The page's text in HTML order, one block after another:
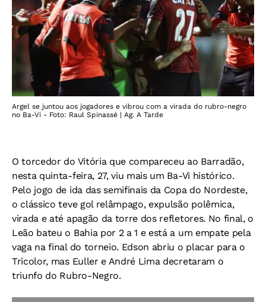
Argel se juntou aos jogadores e vibrou com a virada do rubro-negro
no Ba-Vi - Foto: Raul Spinassé | Ag. A Tarde
O torcedor do Vitória que compareceu ao Barradão,
nesta quinta-feira, 27, viu mais um Ba-Vi histórico.
Pelo jogo de ida das semifinais da Copa do Nordeste,
o clássico teve gol relâmpago, expulsão polêmica,
virada e até apagão da torre dos refletores. No final, o
Leão bateu o Bahia por 2 a 1 e está a um empate pela
vaga na final do torneio. Edson abriu o placar para o
Tricolor, mas Euller e André Lima decretaram o
triunfo do Rubro-Negro.